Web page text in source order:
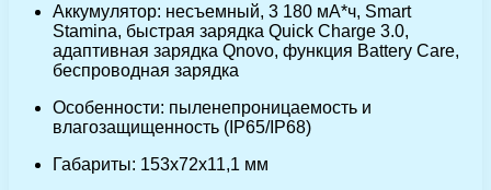
Аккумулятор: несъемный, 3 180 мА*ч, Smart
Stamina, быстрая зарядка Quick Charge 3.0,
адаптивная зарядка Qnovo, функция Battery Care,
беспроводная зарядка
Особенности: пыленепроницаемость и
влагозащищенность (IP65/IP68)
Габариты: 153х72х11,1 мм